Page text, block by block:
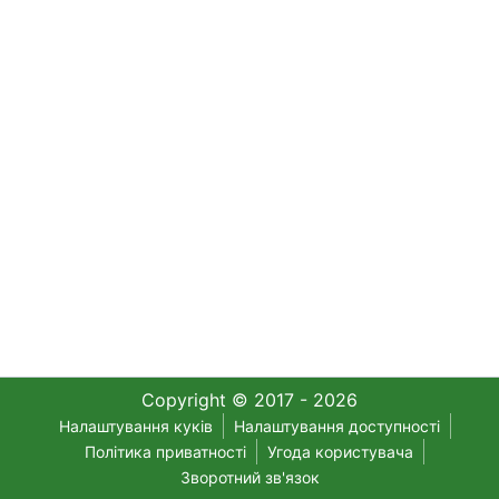
Copyright © 2017 - 2026
Налаштування куків
Налаштування доступності
Політика приватності
Угода користувача
Зворотний зв'язок